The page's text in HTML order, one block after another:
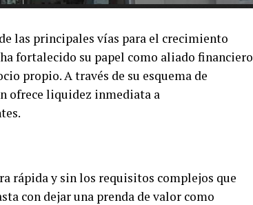
las principales vías para el crecimiento
fortalecido su papel como aliado financiero
propio. A través de su esquema de
ofrece liquidez inmediata a
rápida y sin los requisitos complejos que
con dejar una prenda de valor como